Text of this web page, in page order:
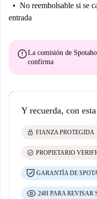
No reembolsable si se
entrada
errorLa comisión de
confirma
Y recuerda, con
lock FIANZA PROTEGIDA
check_circle PROPIETARIO
GARANTÍA DE
24H PARA REVISAR